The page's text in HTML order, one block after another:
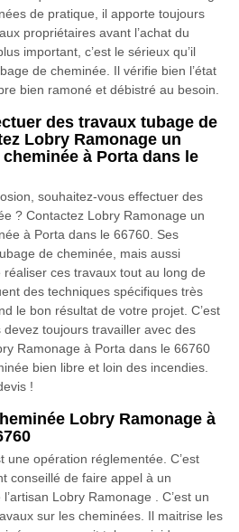
de pratique, il apporte toujours
propriétaires avant l’achat du
important, c’est le sérieux qu’il
de cheminée. Il vérifie bien l’état
bien ramoné et débistré au besoin.
des travaux tubage de
Lobry Ramonage un
à Porta dans le
souhaitez-vous effectuer des
? Contactez Lobry Ramonage un
à Porta dans le 66760. Ses
de cheminée, mais aussi
réaliser ces travaux tout au long de
des techniques spécifiques très
le bon résultat de votre projet. C’est
toujours travailler avec des
Ramonage à Porta dans le 66760
bien libre et loin des incendies.
!
Lobry Ramonage à
une opération réglementée. C’est
conseillé de faire appel à un
Lobry Ramonage . C’est un
sur les cheminées. Il maitrise les